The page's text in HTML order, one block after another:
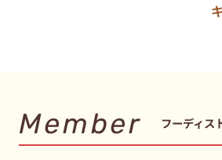
Member フーディス